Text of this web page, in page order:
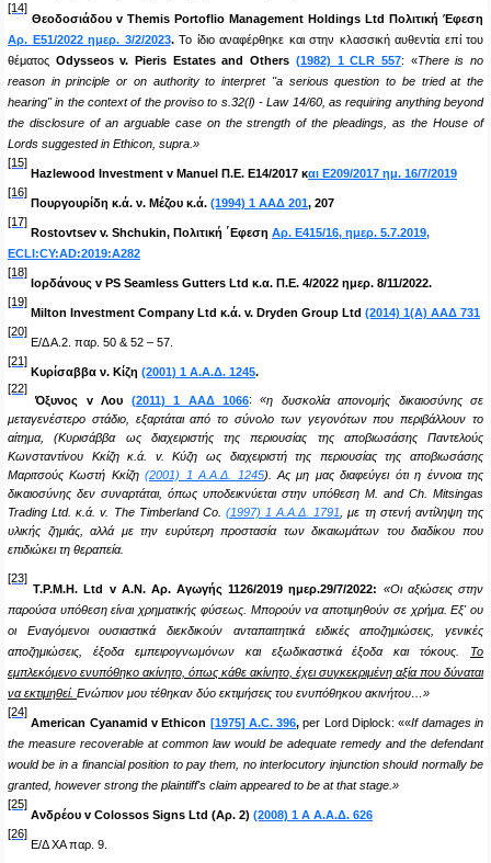
[14]
Θεοδοσιάδου v Themis Portoflio Management Holdings Ltd Πολιτική Έφεση
Αρ. Ε51/2022 ημερ. 3/2/2023. Το ίδιο αναφέρθηκε και στην κλασσική αυθεντία επί του
θέματος Odysseos v. Pieris Estates and Others (1982) 1 CLR 557: «There is no
reason in principle or on authority to interpret "a serious question to be tried at the
hearing" in the context of the proviso to s.32(l) - Law 14/60, as requiring anything beyond
the disclosure of an arguable case on the strength of the pleadings, as the House of
Lords suggested in Ethicon, supra.»
[15]
Hazlewood Investment v Manuel Π.Ε. Ε14/2017 και Ε209/2017 ημ. 16/7/2019
[16]
Πουργουρίδη κ.ά. ν. Μέζου κ.ά. (1994) 1 ΑΑΔ 201, 207
[17]
Rostovtsev v. Shchukin, Πολιτική ΄Εφεση Αρ. Ε415/16, ημερ. 5.7.2019,
ECLI:CY:AD:2019:A282
[18]
Ιορδάνους v PS Seamless Gutters Ltd κ.α. Π.Ε. 4/2022 ημερ. 8/11/2022.
[19]
Milton Investment Company Ltd κ.ά. v. Dryden Group Ltd (2014) 1(Α) ΑΑΔ 731
[20]
Ε/Δ Α.2. παρ. 50 & 52 – 57.
[21]
Κυρίσαββα ν. Κίζη (2001) 1 Α.Α.Δ. 1245.
[22]
Όξυνος vΛου (2011) 1 ΑΑΔ 1066:«η δυσκολία απονομής δικαιοσύνης σε
μεταγενέστερο στάδιο, εξαρτάται από το σύνολο των γεγονότων που περιβάλλουν το
αίτημα, (Κυρισάββα ως διαχειριστής της περιουσίας της αποβιωσάσης Παντελούς
Kωνσταντίνου Kκίζη κ.ά. v. Κύζη ως διαχειριστή της περιουσίας της αποβιωσάσης
Mαριτσούς Kωστή Kκίζη(2001) 1 Α.Α.Δ. 1245). Ας μη μας διαφεύγει ότι η έννοια της
δικαιοσύνης δεν συναρτάται, όπως υποδεικνύεται στην υπόθεση M. and Ch. Mitsingas
Trading Ltd. κ.ά. v. Τhe Timberland Co. (1997) 1 Α.Α.Δ. 1791
, με τη στενή αντίληψη της
υλικής ζημιάς, αλλά με την ευρύτερη προστασία των δικαιωμάτων του διαδίκου που
επιδιώκει τη θεραπεία.
[23]
T.P.M.H. Ltd v A.N. Αρ. Αγωγής 1126/2019 ημερ.29/7/2022: «Οι αξιώσεις στην
παρούσα υπόθεση είναι χρηματικής φύσεως. Μπορούν να αποτιμηθούν σε χρήμα. Εξ' ου
οι Εναγόμενοι ουσιαστικά διεκδικούν ανταπαιτητικά ειδικές αποζημιώσεις, γενικές
αποζημιώσεις, έξοδα εμπειρογνωμόνων και εξωδικαστικά έξοδα και τόκους. Το
εμπλεκόμενο ενυπόθηκο ακίνητο, όπως κάθε ακίνητο, έχει συγκεκριμένη αξία που δύναται
να εκτιμηθεί. Ενώπιον μου τέθηκαν δύο εκτιμήσεις του ενυπόθηκου ακινήτου…»
[24]
American Cyanamid v Ethicon [1975] A.C. 396,per Lord Diplock: ««If damages in
the measure recoverable at common law would be adequate remedy and the defendant
would be in a financial position to pay them, no interlocutory injunction should normally be
granted, however strong the plaintiff's claim appeared to be at that stage.»
[25]
Ανδρέου v Colossos Signs Ltd (Αρ. 2) (2008) 1 Α Α.Α.Δ. 626
[26]
Ε/Δ ΧΑ παρ. 9.